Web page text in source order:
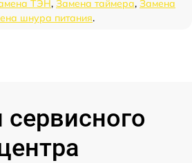
ТЭН, Замена таймера, Замена
шнура питания.